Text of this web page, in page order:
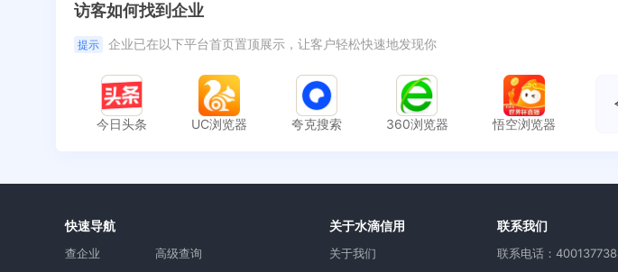
访客如何找到企业
提示 企业已在以下平台首页置顶展示，让客户轻松快速地发现你
今日头条 UC浏览器 夸克搜索 360浏览器 悟空浏览器
快速导航
查企业 高级查询
关于水滴信用
关于我们
联系我们
联系电话：